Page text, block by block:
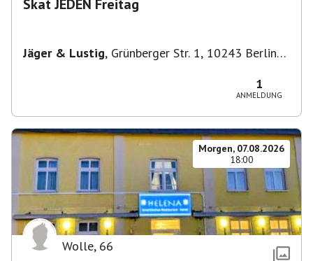
Skat JEDEN Freitag
Jäger & Lustig, Grünberger Str. 1, 10243 Berlin-
1
ANMELDUNG
Morgen, 07.08.2026
18:00
Wolle, 66